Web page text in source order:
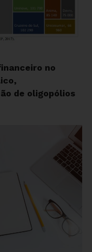
no
de oligopólios